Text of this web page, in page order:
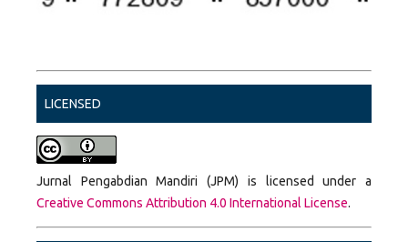
LICENSED
Jurnal Pengabdian Mandiri (JPM) is licensed under a
Creative Commons Attribution 4.0 International License.